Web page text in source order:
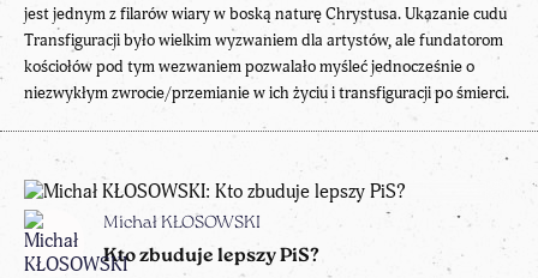
Michał KŁOSOWSKI
Kto zbuduje lepszy PiS?
jest jednym z filarów wiary w boską naturę Chrystusa. Ukazanie cudu
Transfiguracji było wielkim wyzwaniem dla artystów, ale fundatorom
kościołów pod tym wezwaniem pozwalało myśleć jednocześnie o
niezwykłym zwrocie/przemianie w ich życiu i transfiguracji po śmierci.